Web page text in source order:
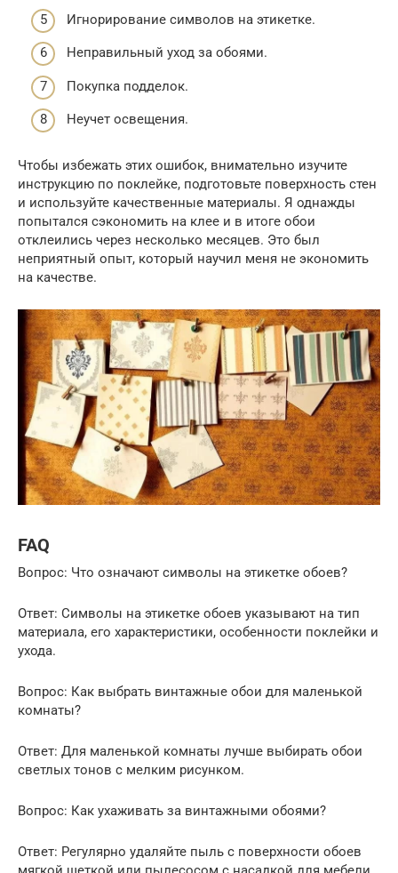
Игнорирование символов на этикетке.
Неправильный уход за обоями.
Покупка подделок.
Неучет освещения.
Чтобы избежать этих ошибок, внимательно изучите
инструкцию по поклейке, подготовьте поверхность стен
и используйте качественные материалы. Я однажды
попытался сэкономить на клее и в итоге обои
отклеились через несколько месяцев. Это был
неприятный опыт, который научил меня не экономить
на качестве.
FAQ
Вопрос: Что означают символы на этикетке обоев?
Ответ: Символы на этикетке обоев указывают на тип
материала, его характеристики, особенности поклейки и
ухода.
Вопрос: Как выбрать винтажные обои для маленькой
комнаты?
Ответ: Для маленькой комнаты лучше выбирать обои
светлых тонов с мелким рисунком.
Вопрос: Как ухаживать за винтажными обоями?
Ответ: Регулярно удаляйте пыль с поверхности обоев